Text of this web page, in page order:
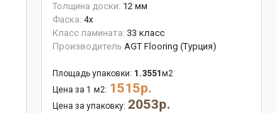
Толщина доски: 12 мм
Фаска: 4x
Класс ламината: 33 класс
Производитель AGT Flooring (Турция)
Площадь упаковки: 1.3551 м2
Цена за 1 м2: 1515р.
Цена за упаковку: 2053р.